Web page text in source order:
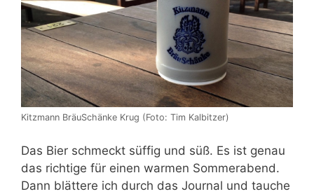
Kitzmann BräuSchänke Krug (Foto: Tim Kalbitzer)
Das Bier schmeckt süffig und süß. Es ist genau
das richtige für einen warmen Sommerabend.
Dann blättere ich durch das Journal und tauche